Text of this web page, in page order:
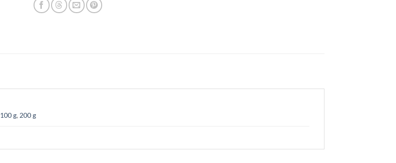
100 g, 200 g